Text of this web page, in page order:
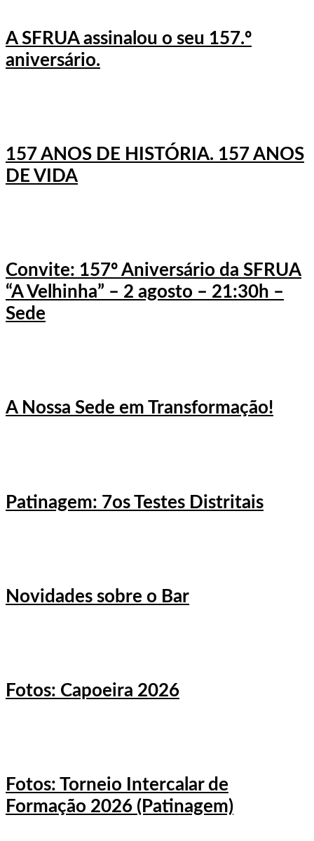
A SFRUA assinalou o seu 157.º
aniversário.
157 ANOS DE HISTÓRIA. 157 ANOS
DE VIDA
Convite: 157º Aniversário da SFRUA
“A Velhinha” – 2 agosto – 21:30h –
Sede
A Nossa Sede em Transformação!
Patinagem: 7os Testes Distritais
Novidades sobre o Bar
Fotos: Capoeira 2026
Fotos: Torneio Intercalar de
Formação 2026 (Patinagem)